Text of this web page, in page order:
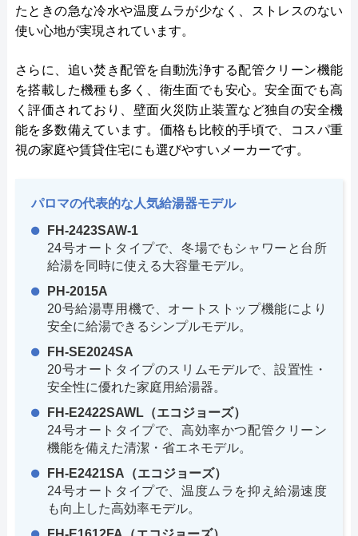
たときの急な冷水や温度ムラが少なく、ストレスのない
使い心地が実現されています。
さらに、追い焚き配管を自動洗浄する配管クリーン機能
を搭載した機種も多く、衛生面でも安心。安全面でも高
く評価されており、壁面火災防止装置など独自の安全機
能を多数備えています。価格も比較的手頃で、コスパ重
視の家庭や賃貸住宅にも選びやすいメーカーです。
パロマの代表的な人気給湯器モデル
FH-2423SAW-1
24号オートタイプで、冬場でもシャワーと台所
給湯を同時に使える大容量モデル。
PH-2015A
20号給湯専用機で、オートストップ機能により
安全に給湯できるシンプルモデル。
FH-SE2024SA
20号オートタイプのスリムモデルで、設置性・
安全性に優れた家庭用給湯器。
FH-E2422SAWL（エコジョーズ）
24号オートタイプで、高効率かつ配管クリーン
機能を備えた清潔・省エネモデル。
FH-E2421SA（エコジョーズ）
24号オートタイプで、温度ムラを抑え給湯速度
も向上した高効率モデル。